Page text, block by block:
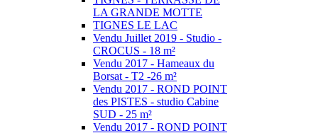
LA GRANDE MOTTE
TIGNES LE LAC
Vendu Juillet 2019 - Studio -
CROCUS - 18 m²
Vendu 2017 - Hameaux du
Borsat - T2 -26 m²
Vendu 2017 - ROND POINT
des PISTES - studio Cabine
SUD - 25 m²
Vendu 2017 - ROND POINT